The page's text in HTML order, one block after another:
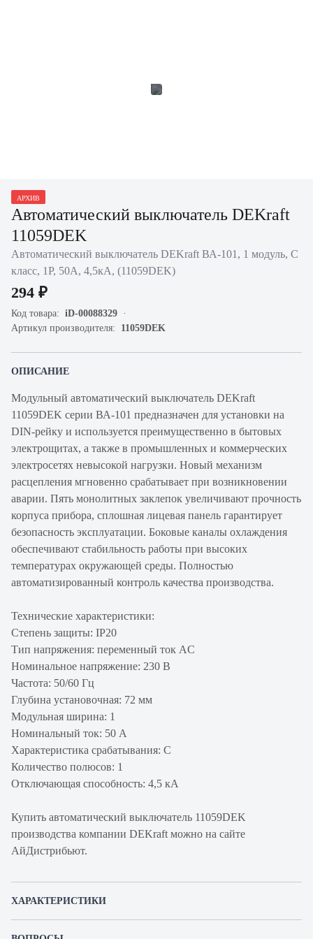
АРХИВ
Автоматический выключатель DEKraft
11059DEK
Автоматический выключатель DEKraft ВА-101, 1 модуль, C
класс, 1P, 50А, 4,5кА, (11059DEK)
294 ₽
Код товара: iD-00088329
Артикул производителя: 11059DEK
ОПИСАНИЕ
Модульный автоматический выключатель DEKraft
11059DEK серии ВА-101 предназначен для установки на
DIN-рейку и используется преимущественно в бытовых
электрощитах, а также в промышленных и коммерческих
электросетях невысокой нагрузки. Новый механизм
расцепления мгновенно срабатывает при возникновении
аварии. Пять монолитных заклепок увеличивают прочность
корпуса прибора, сплошная лицевая панель гарантирует
безопасность эксплуатации. Боковые каналы охлаждения
обеспечивают стабильность работы при высоких
температурах окружающей среды. Полностью
автоматизированный контроль качества производства.
Технические характеристики:
Степень защиты: IP20
Тип напряжения: переменный ток AC
Номинальное напряжение: 230 В
Частота: 50/60 Гц
Глубина установочная: 72 мм
Модульная ширина: 1
Номинальный ток: 50 А
Характеристика срабатывания: C
Количество полюсов: 1
Отключающая способность: 4,5 кА
Купить автоматический выключатель 11059DEK
производства компании DEKraft можно на сайте
АйДистрибьют.
ХАРАКТЕРИСТИКИ